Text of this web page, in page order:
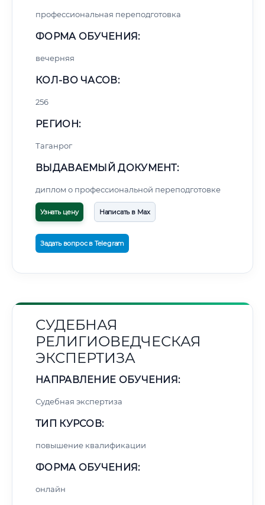
профессиональная переподготовка
ФОРМА ОБУЧЕНИЯ:
вечерняя
КОЛ-ВО ЧАСОВ:
256
РЕГИОН:
Таганрог
ВЫДАВАЕМЫЙ ДОКУМЕНТ:
диплом о профессиональной переподготовке
Узнать цену Написать в Max
Задать вопрос в Telegram
СУДЕБНАЯ
РЕЛИГИОВЕДЧЕСКАЯ
ЭКСПЕРТИЗА
НАПРАВЛЕНИЕ ОБУЧЕНИЯ:
Судебная экспертиза
ТИП КУРСОВ:
повышение квалификации
ФОРМА ОБУЧЕНИЯ:
онлайн